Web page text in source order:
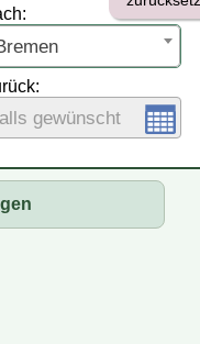
gewünscht